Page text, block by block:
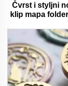
Čvrst i styljni
klip mapa